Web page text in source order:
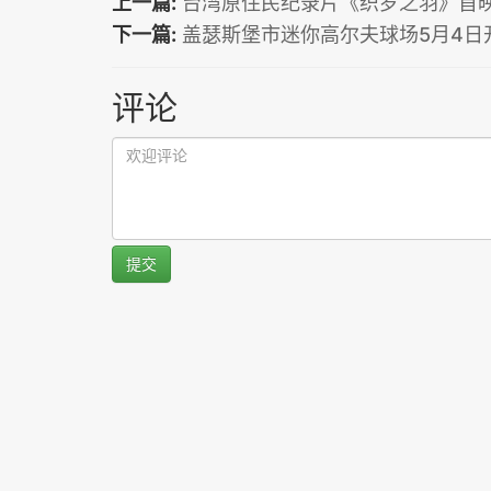
下一篇: 盖瑟斯堡市迷你高尔夫球场5月4日
评论
提交